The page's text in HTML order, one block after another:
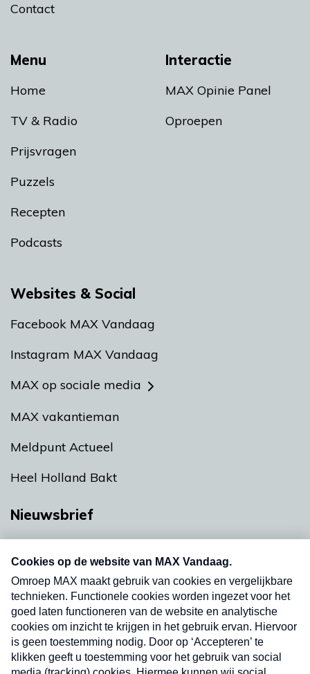
Menu
Home
TV & Radio
Prijsvragen
Puzzels
Recepten
Podcasts
Interactie
MAX Opinie Panel
Oproepen
Contact
Websites & Social
Facebook MAX Vandaag
Instagram MAX Vandaag
MAX op sociale media
MAX vakantieman
Meldpunt Actueel
Heel Holland Bakt
Nieuwsbrief
nieuwsbrief. Elke vrijdag- en dinsdagochtend in
uw mailbox.
Verzend